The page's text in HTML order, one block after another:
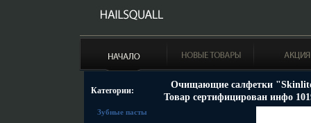
Категории:
Зубные пасты
Очищающие салфетки
Товар сертифицирован инфо